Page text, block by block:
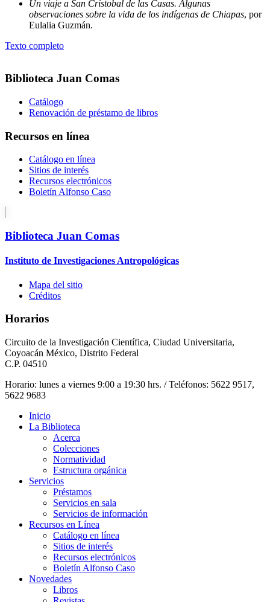
Un viaje a San Cristobal de las Casas. Algunas
observaciones sobre la vida de los indígenas de Chiapas, por
Eulalia Guzmán.
Texto completo
Biblioteca Juan Comas
Catálogo
Renovación de préstamo de libros
Recursos en línea
Catálogo en línea
Sitios de interés
Recursos electrónicos
Boletín Alfonso Caso
Biblioteca Juan Comas
Instituto de Investigaciones Antropológicas
Mapa del sitio
Créditos
Horarios
Circuito de la Investigación Científica, Ciudad Universitaria,
Coyoacán México, Distrito Federal
C.P. 04510
Horario: lunes a viernes 9:00 a 19:30 hrs. / Teléfonos: 5622 9517,
5622 9683
Inicio
La Biblioteca
Acerca
Colecciones
Normatividad
Estructura orgánica
Servicios
Préstamos
Servicios en sala
Servicios de información
Recursos en Línea
Catálogo en línea
Sitios de interés
Recursos electrónicos
Boletín Alfonso Caso
Novedades
Libros